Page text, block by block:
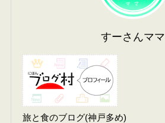
すーさんママ
旅と食のブログ(神戸多め)